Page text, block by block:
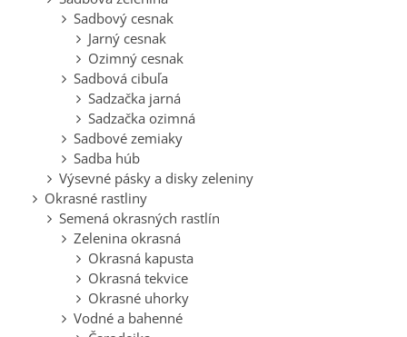
Sadbový cesnak
Jarný cesnak
Ozimný cesnak
Sadbová cibuľa
Sadzačka jarná
Sadzačka ozimná
Sadbové zemiaky
Sadba húb
Výsevné pásky a disky zeleniny
Okrasné rastliny
Semená okrasných rastlín
Zelenina okrasná
Okrasná kapusta
Okrasná tekvice
Okrasné uhorky
Vodné a bahenné